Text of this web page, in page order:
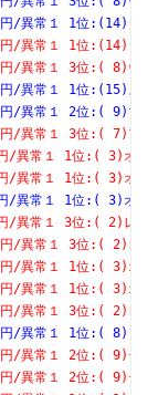
円/異常１ 1
円/異常１ 1
円/異常１
円/異常１ 1位
8100円/異常１
異常１ 3位:( 7)アド
異常１ 1位:( 3)オジ
異常１ 1位:( 3)オジ
異常１ 1位:( 3)オジ
異常１ 3位:( 2)レオ
異常１ 3位:( 2)レオ
異常１ 1位:( 3)オジ
異常１ 1位:( 3)オジ
異常１ 3位:( 2)レオ
常１ 1位:( 8)ソウル
13130円/異
49780円/異